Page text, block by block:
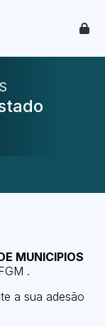
MUNICIPIOS
.
a sua adesão